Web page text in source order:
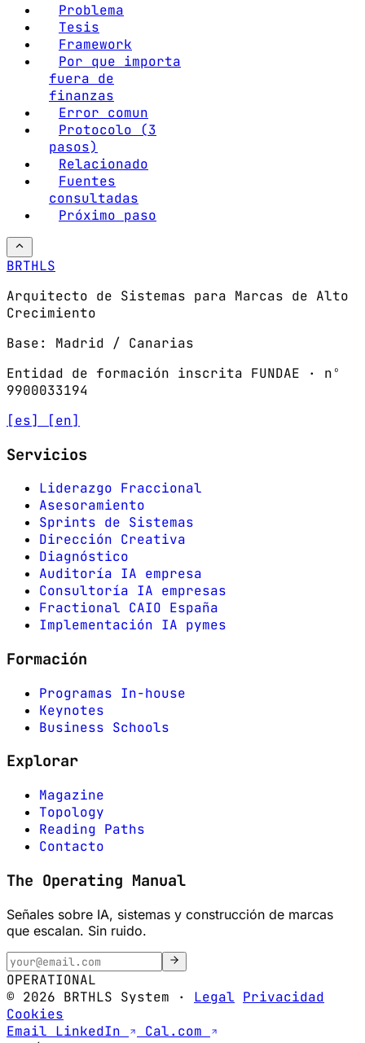
Problema
Tesis
Framework
Por que importa
fuera de
finanzas
Error comun
Protocolo (3
pasos)
Relacionado
Fuentes
consultadas
Próximo paso
BRTHLS
Arquitecto de Sistemas para Marcas de Alto
Crecimiento
Base: Madrid / Canarias
Entidad de formación inscrita FUNDAE · nº
9900033194
[es]
[en]
Servicios
Liderazgo Fraccional
Asesoramiento
Sprints de Sistemas
Dirección Creativa
Diagnóstico
Auditoría IA empresa
Consultoría IA empresas
Fractional CAIO España
Implementación IA pymes
Formación
Programas In-house
Keynotes
Business Schools
Explorar
Magazine
Topology
Reading Paths
Contacto
The Operating Manual
Señales sobre IA, sistemas y construcción de marcas
que escalan. Sin ruido.
OPERATIONAL
© 2026 BRTHLS System
· Legal Privacidad
Cookies
Email LinkedIn
Cal.com